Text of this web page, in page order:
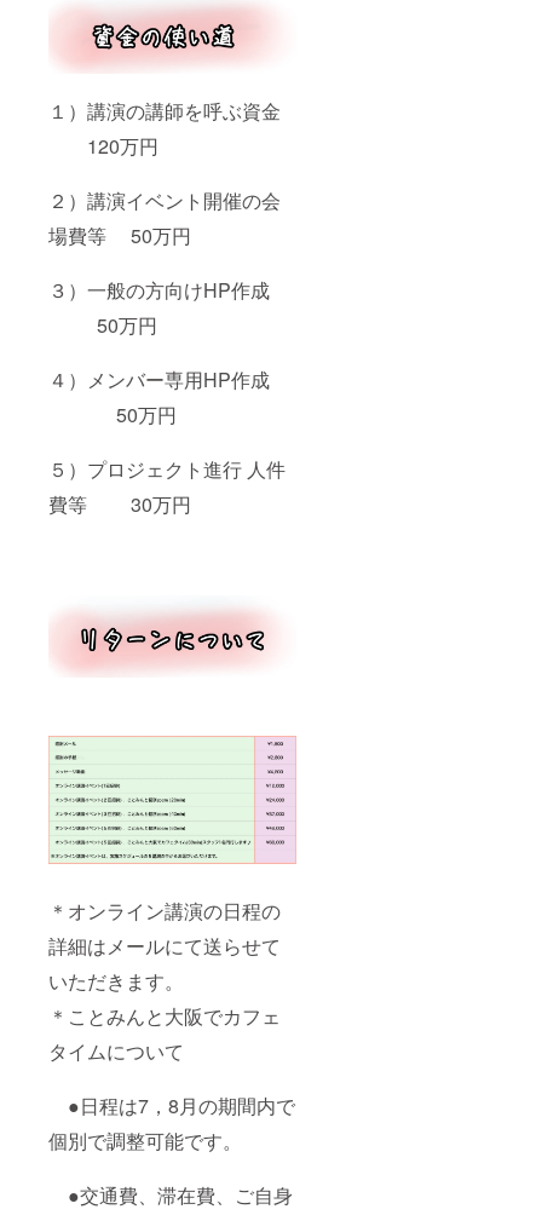
１）講演の講師を呼ぶ資金
120万円
２）講演イベント開催の会
場費等 50万円
３）一般の方向けHP作成
50万円
４）メンバー専用HP作成
50万円
５）プロジェクト進行 人件
費等 30万円
＊オンライン講演の日程の
詳細はメールにて送らせて
いただきます。
＊ことみんと大阪でカフェ
タイムについて
●日程は7，8月の期間内で
個別で調整可能です。
●交通費、滞在費、ご自身